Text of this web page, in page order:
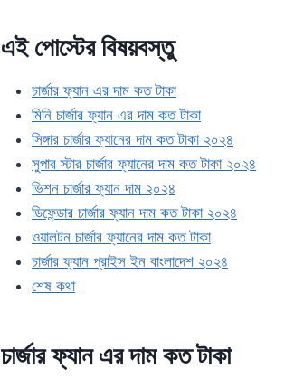
এই পোস্টের বিষয়বস্তু
চার্জার ফ্যান এর দাম কত টাকা
মিনি চার্জার ফ্যান এর দাম কত টাকা
সিঙ্গার চার্জার ফ্যানের দাম কত টাকা ২০২৪
সুপার স্টার চার্জার ফ্যানের দাম কত টাকা ২০২৪
ভিশন চার্জার ফ্যান দাম ২০২৪
ডিফেন্ডার চার্জার ফ্যান দাম কত টাকা ২০২৪
ওয়ালটন চার্জার ফ্যানের দাম কত টাকা
চার্জার ফ্যান প্রাইস ইন বাংলাদেশ ২০২৪
শেষ কথা
চার্জার ফ্যান এর দাম কত টাকা